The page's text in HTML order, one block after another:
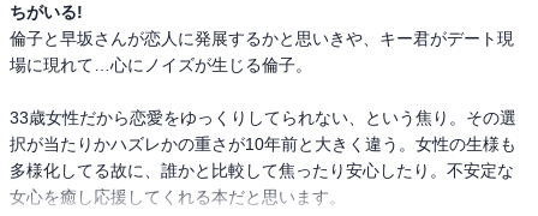
ちがいる!
倫子と早坂さんが恋人に発展するかと思いきや、キー君がデート現
場に現れて…心にノイズが生じる倫子。
33歳女性だから恋愛をゆっくりしてられない、という焦り。その選
択が当たりかハズレかの重さが10年前と大きく違う。女性の生様も
多様化してる故に、誰かと比較して焦ったり安心したり。不安定な
女心を癒し応援してくれる本だと思います。